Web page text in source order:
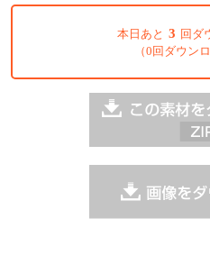
本日あと 3 回ダ
（0回ダウン